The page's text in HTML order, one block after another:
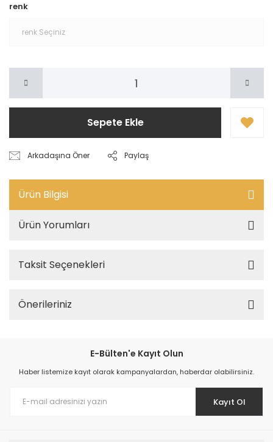
renk
Sepete Ekle
Arkadaşına Öner Paylaş
Ürün Bilgisi
Ürün Yorumları
Taksit Seçenekleri
Önerileriniz
E-Bülten'e Kayıt Olun
Haber listemize kayıt olarak kampanyalardan, haberdar olabilirsiniz.
Kayıt Ol